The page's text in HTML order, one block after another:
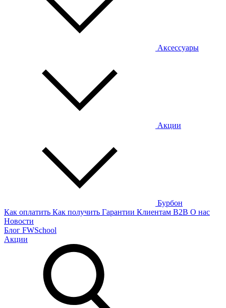
Аксессуары
Акции
Бурбон
Как оплатить Как получить Гарантии Клиентам B2B О нас
Новости
Блог FWSchool
Акции